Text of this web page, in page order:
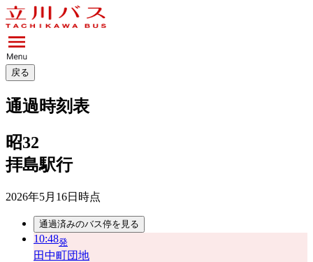
戻る
通過時刻表
昭32
拝島駅行
2026年5月16日 時点
通過済みのバス停を見る
10:48発
田中町団地